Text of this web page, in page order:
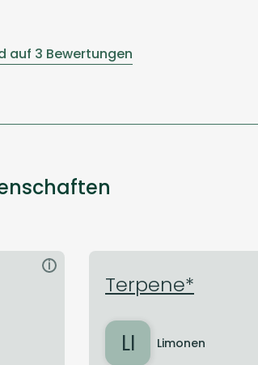
auf 3 Bewertungen
i
Terpene*
LI Limonen